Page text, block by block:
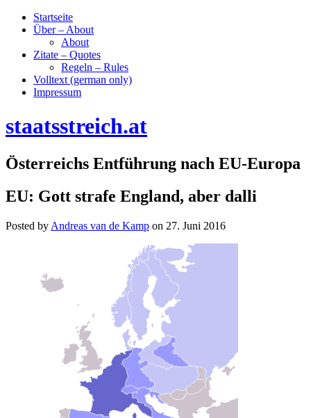
Startseite
Über – About
About
Zitate – Quotes
Regeln – Rules
Volltext (german only)
Impressum
staatsstreich.at
Österreichs Entführung nach EU-Europa
EU: Gott strafe England, aber dalli
Posted by Andreas van de Kamp on 27. Juni 2016